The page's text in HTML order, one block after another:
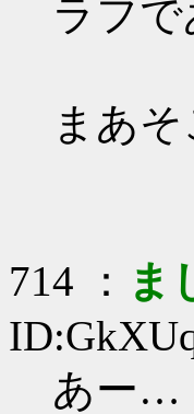
ラフ
まあ
714 ： ま
あー…